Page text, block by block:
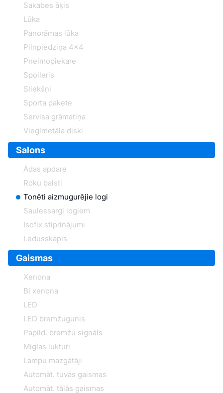
Sakabes āķis
Lūka
Panorāmas lūka
Pilnpiedziņa 4x4
Pneimopiekare
Spoileris
Sliekšņi
Sporta pakete
Servisa grāmatiņa
Vieglmetāla diski
Salons
Ādas apdare
Roku balsti
Tonēti aizmugurējie logi
Saulessargi logiem
Isofix stiprinājumi
Ledusskapis
Gaismas
Xenona
Bi xenona
LED
LED bremžugunis
Papild. bremžu signāls
Miglas lukturi
Lampu mazgātāji
Automāt. tuvās gaismas
Automāt. tālās gaismas